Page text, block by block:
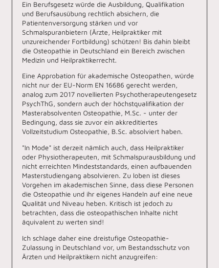
Ein Berufsgesetz würde die Ausbildung, Qualifikation
und Berufsausübung rechtlich absichern, die
Patientenversorgung stärken und vor
Schmalspuranbietern (Ärzte, Heilpraktiker mit
unzureichender Fortbildung) schützen! Bis dahin bleibt
die Osteopathie in Deutschland ein Bereich zwischen
Medizin und Heilpraktikerrecht.
Eine Approbation für akademische Osteopathen, würde
nicht nur der EU-Norm EN 16686 gerecht werden,
analog zum 2017 novellierten Psychotherapeutengesetz
PsychThG, sondern auch der höchstqualifikation der
Masterabsolventen Osteopathie, M.Sc. - unter der
Bedingung, dass sie zuvor ein akkreditiertes
Vollzeitstudium Osteopathie, B.Sc. absolviert haben.
"In Mode" ist derzeit nämlich auch, dass Heilpraktiker
oder Physiotherapeuten, mit Schmalspurausbildung und
nicht erreichten Mindeststandards, einen aufbauenden
Masterstudiengang absolvieren. Zu loben ist dieses
Vorgehen im akademischen Sinne, dass diese Personen
die Osteopathie und ihr eigenes Handeln auf eine neue
Qualität und Niveau heben. Kritisch ist jedoch zu
betrachten, dass die osteopathischen Inhalte nicht
äquivalent zu werten sind!
Ich schlage daher eine dreistufige Osteopathie-
Zulassung in Deutschland vor, um Bestandsschutz von
Ärzten und Heilpraktikern nicht anzugreifen: